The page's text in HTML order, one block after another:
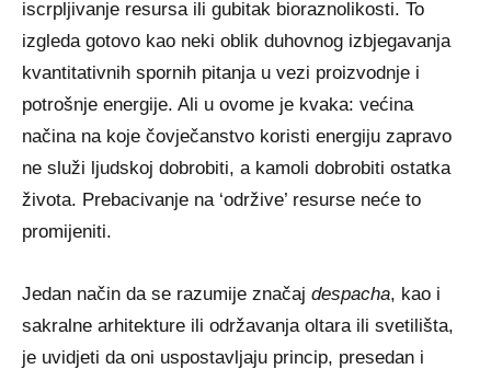
iscrpljivanje resursa ili gubitak bioraznolikosti. To
izgleda gotovo kao neki oblik duhovnog izbjegavanja
kvantitativnih spornih pitanja u vezi proizvodnje i
potrošnje energije. Ali u ovome je kvaka: većina
načina na koje čovječanstvo koristi energiju zapravo
ne služi ljudskoj dobrobiti, a kamoli dobrobiti ostatka
života. Prebacivanje na ‘održive’ resurse neće to
promijeniti.
Jedan način da se razumije značaj despacha, kao i
sakralne arhitekture ili održavanja oltara ili svetilišta,
je uvidjeti da oni uspostavljaju princip, presedan i